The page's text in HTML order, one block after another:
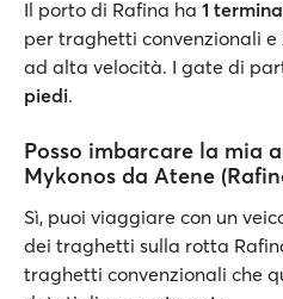
Il porto di Rafina ha 1
per traghetti convenzionali
ad alta velocità. I gate di
piedi.
Posso imbarcare la mia
Mykonos da Atene
Sì, puoi viaggiare con un
dei traghetti sulla rotta
traghetti convenzionali che